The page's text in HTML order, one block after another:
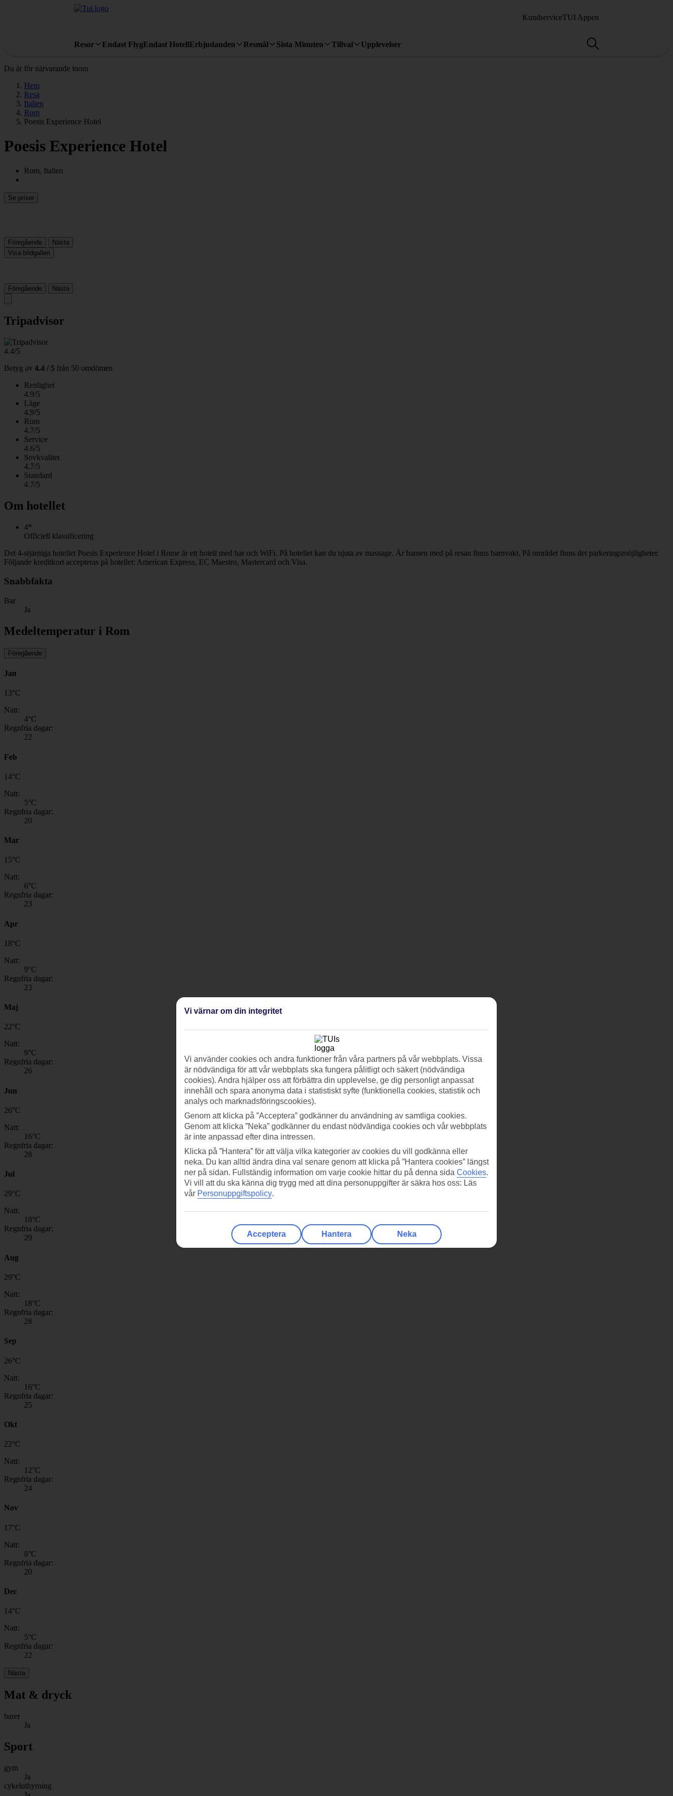
KundserviceTUI Appen
Resor Endast FlygEndast HotellErbjudanden Resmål Sista Minuten Tillval Upplevelser
Du är för närvarande inom
Hem
Resa
Italien
Rom
Poesis Experience Hotel
Poesis Experience Hotel
Rom, Italien
Se priser
Föregående
Nästa
Visa bildgalleri
Föregående Nästa
Tripadvisor
4.4/5
Betyg av 4.4 / 5 från 50 omdömen
Renlighet
4.9/5
Läge
4.9/5
Rum
4.7/5
Service
4.6/5
Sovkvalitet
4.7/5
Standard
4.7/5
Om hotellet
4*
Officiell klassificering
Det 4-stjärniga hotellet Poesis Experience Hotel i Rome är ett hotell med bar och WiFi. På hotellet kan du njuta av massage. Är barnen med på resan finns barnvakt. På området finns det parkeringsmöjligheter.
Följande kreditkort accepteras på hotellet: American Express, EC Maestro, Mastercard och Visa.
Snabbfakta
Bar
Ja
Medeltemperatur i Rom
Föregående
Jan
13°C
Natt:
4°C
Regnfria dagar:
22
Feb
14°C
Natt:
5°C
Regnfria dagar:
20
Mar
15°C
Natt:
6°C
Regnfria dagar:
23
Apr
18°C
Natt:
9°C
Regnfria dagar:
23
Maj
22°C
Natt:
9°C
Regnfria dagar:
26
Jun
26°C
Natt:
16°C
Regnfria dagar:
28
Jul
29°C
Natt:
18°C
Regnfria dagar:
29
Aug
29°C
Natt:
18°C
Regnfria dagar:
28
Sep
26°C
Natt:
16°C
Regnfria dagar:
25
Okt
22°C
Natt:
12°C
Regnfria dagar:
24
Nov
17°C
Natt:
8°C
Regnfria dagar:
20
Dec
14°C
Natt:
5°C
Regnfria dagar:
22
Nästa
Mat & dryck
barer
Ja
Sport
gym
Ja
cykeluthyrning
Vi värnar om din integritet
Vi använder cookies och andra funktioner från våra partners på vår webbplats. Vissa
är nödvändiga för att vår webbplats ska fungera pålitligt och säkert (nödvändiga
cookies). Andra hjälper oss att förbättra din upplevelse, ge dig personligt anpassat
innehåll och spara anonyma data i statistiskt syfte (funktionella cookies, statistik och
analys och marknadsföringscookies).
Genom att klicka på ”Acceptera” godkänner du användning av samtliga cookies.
Genom att klicka ”Neka” godkänner du endast nödvändiga cookies och vår webbplats
är inte anpassad efter dina intressen.
Klicka på ”Hantera” för att välja vilka kategorier av cookies du vill godkänna eller
neka. Du kan alltid ändra dina val senare genom att klicka på ”Hantera cookies” längst
ner på sidan. Fullständig information om varje cookie hittar du på denna sida Cookies.
Vi vill att du ska känna dig trygg med att dina personuppgifter är säkra hos oss: Läs
vår Personuppgiftspolicy.
Acceptera Hantera Neka